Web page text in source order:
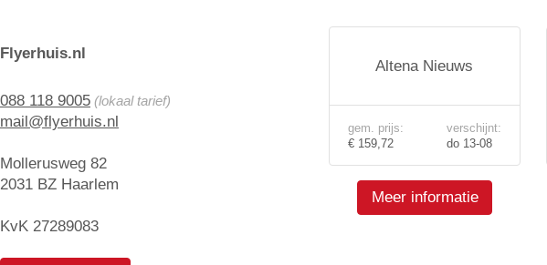
Flyerhuis.nl
088 118 9005 (lokaal tarief)
mail@flyerhuis.nl
Mollerusweg 82
2031 BZ Haarlem
KvK 27289083
Altena Nieuws
gem. prijs:
€ 159,72
verschijnt:
do 13-08
Meer informatie